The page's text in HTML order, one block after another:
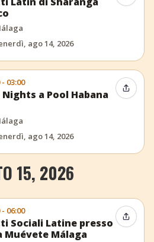
ago 14, 2026
- 03:00
Nights a Pool Habana
ago 14, 2026
15, 2026
- 06:00
Sociali Latine presso
Muévete Málaga